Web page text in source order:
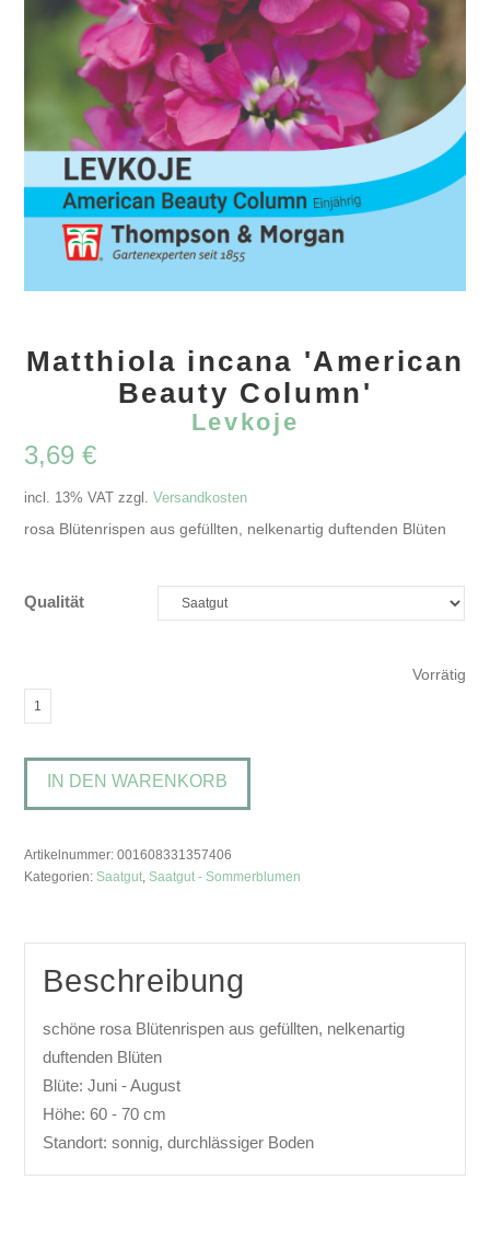
Matthiola incana 'American
Beauty Column'
Levkoje
3,69€
incl. 13% VAT zzgl.Versandkosten
rosa Blütenrispen aus gefüllten, nelkenartig duftenden Blüten
Qualität
Vorrätig
Matthiola
'American
Beauty
Column'Levkoje
IN DEN WARENKORB
Artikelnummer:001608331357406
Kategorien: Saatgut Saatgut - Sommerblumen
Beschreibung
schöne rosa Blütenrispen aus gefüllten, nelkenartig
duftenden Blüten
Blüte: Juni - August
Höhe: 60 - 70 cm
Standort: sonnig, durchlässiger Boden